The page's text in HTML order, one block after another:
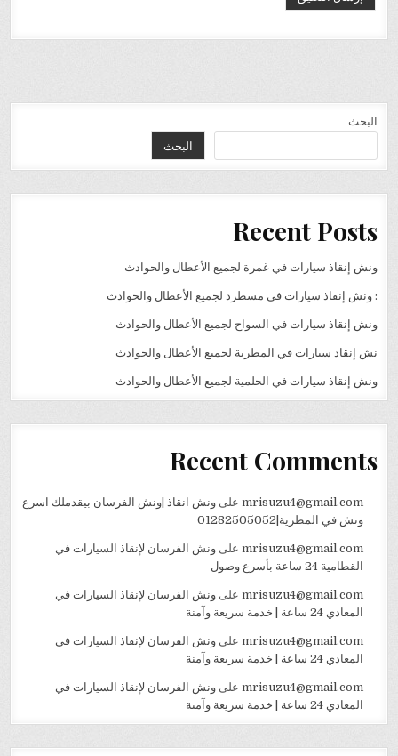
البحث
البحث
Recent Posts
ونش إنقاذ سيارات في غمرة لجميع الأعطال والحوادث
: ونش إنقاذ سيارات في مسطرد لجميع الأعطال والحوادث
ونش إنقاذ سيارات في السواح لجميع الأعطال والحوادث
نش إنقاذ سيارات في المطرية لجميع الأعطال والحوادث
ونش إنقاذ سيارات في الحلمية لجميع الأعطال والحوادث
Recent Comments
mrisuzu4@gmail.comعلى ونش انقاذ |ونش الفرسان بيقدملك اسرع
ونش في المطرية|01282505052
mrisuzu4@gmail.comعلى ونش الفرسان لإنقاذ السيارات في
القطامية 24 ساعة بأسرع وصول
mrisuzu4@gmail.comعلى ونش الفرسان لإنقاذ السيارات في
المعادي 24 ساعة | خدمة سريعة وآمنة
mrisuzu4@gmail.comعلى ونش الفرسان لإنقاذ السيارات في
المعادي 24 ساعة | خدمة سريعة وآمنة
mrisuzu4@gmail.comعلى ونش الفرسان لإنقاذ السيارات في
المعادي 24 ساعة | خدمة سريعة وآمنة